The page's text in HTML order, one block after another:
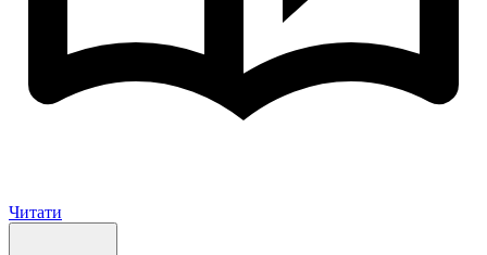
Читати